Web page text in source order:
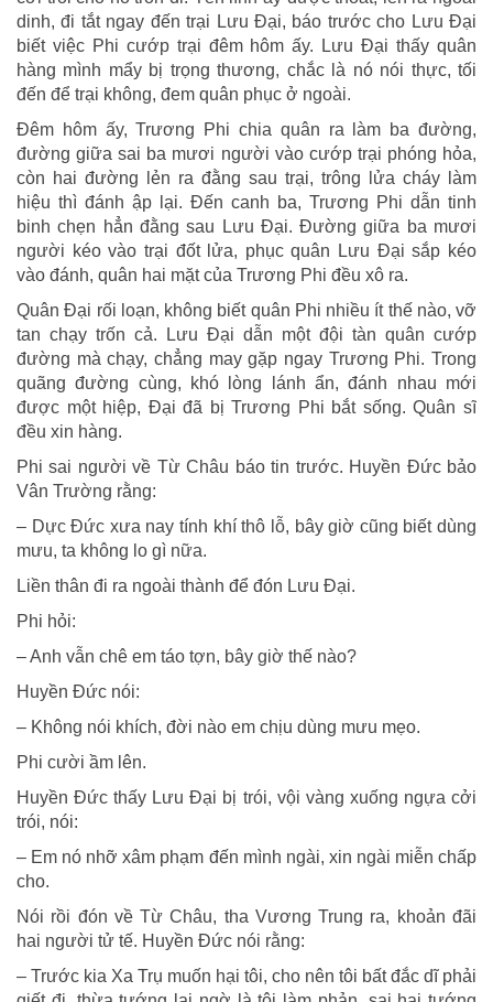
dinh, đi tắt ngay đến trại Lưu Đại, báo trước cho Lưu Đại
biết việc Phi cướp trại đêm hôm ấy. Lưu Đại thấy quân
hàng mình mẩy bị trọng thương, chắc là nó nói thực, tối
đến để trại không, đem quân phục ở ngoài.
Đêm hôm ấy, Trương Phi chia quân ra làm ba đường,
đường giữa sai ba mươi người vào cướp trại phóng hỏa,
còn hai đường lẻn ra đằng sau trại, trông lửa cháy làm
hiệu thì đánh ập lại. Đến canh ba, Trương Phi dẫn tinh
binh chẹn hẳn đằng sau Lưu Đại. Đường giữa ba mươi
người kéo vào trại đốt lửa, phục quân Lưu Đại sắp kéo
vào đánh, quân hai mặt của Trương Phi đều xô ra.
Quân Đại rối loạn, không biết quân Phi nhiều ít thế nào, vỡ
tan chạy trốn cả. Lưu Đại dẫn một đội tàn quân cướp
đường mà chạy, chẳng may gặp ngay Trương Phi. Trong
quãng đường cùng, khó lòng lánh ẩn, đánh nhau mới
được một hiệp, Đại đã bị Trương Phi bắt sống. Quân sĩ
đều xin hàng.
Phi sai người về Từ Châu báo tin trước. Huyền Đức bảo
Vân Trường rằng:
– Dực Đức xưa nay tính khí thô lỗ, bây giờ cũng biết dùng
mưu, ta không lo gì nữa.
Liền thân đi ra ngoài thành để đón Lưu Đại.
Phi hỏi:
– Anh vẫn chê em táo tợn, bây giờ thế nào?
Huyền Đức nói:
– Không nói khích, đời nào em chịu dùng mưu mẹo.
Phi cười ầm lên.
Huyền Đức thấy Lưu Đại bị trói, vội vàng xuống ngựa cởi
trói, nói:
– Em nó nhỡ xâm phạm đến mình ngài, xin ngài miễn chấp
cho.
Nói rồi đón về Từ Châu, tha Vương Trung ra, khoản đãi
hai người tử tế. Huyền Đức nói rằng:
– Trước kia Xa Trụ muốn hại tôi, cho nên tôi bất đắc dĩ phải